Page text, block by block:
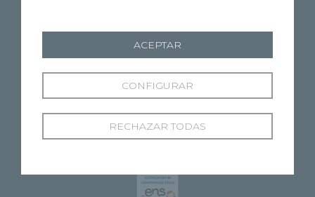
DESCARGAR APP
APPLE STORE
RECHAZAR TODAS
CONFIGURAR
ACEPTAR